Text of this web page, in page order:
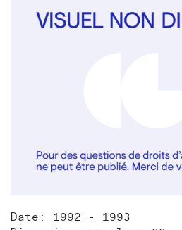
Date: 1992 - 1993